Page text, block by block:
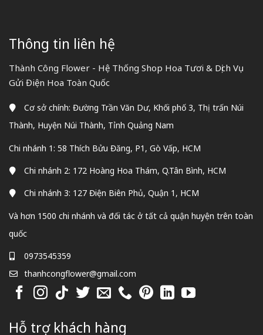
Thông tin liên hệ
Thành Công Flower - Hệ Thống Shop Hoa Tươi & Dịch Vụ
Gửi Điện Hoa Toàn Quốc
Cơ sở chính: Đường Trần Văn Dư, Khối phố 3, Thị trấn Núi
Thành, Huyện Núi Thành, Tỉnh Quảng Nam
Chi nhánh 1: 58 Thích Bửu Đăng, P1, Gò Vấp, HCM
Chi nhánh 2: 172 Hoàng Hoa Thám, Q.Tân Bình, HCM
Chi nhánh 3: 127 Điện Biên Phủ, Quận 1, HCM
Và hơn 1500 chi nhánh và đối tác ở tất cả quận huyện trên toàn
quốc
0973545359
thanhcongflower@gmail.com
Hỗ trợ khách hàng